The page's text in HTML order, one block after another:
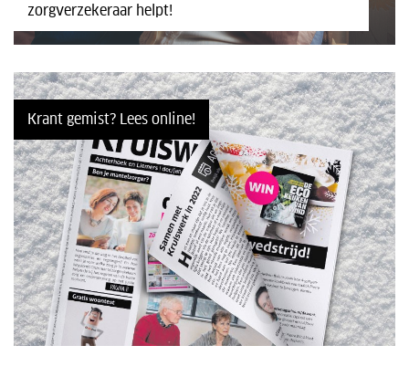
zorgverzekeraar helpt!
Krant gemist? Lees online!